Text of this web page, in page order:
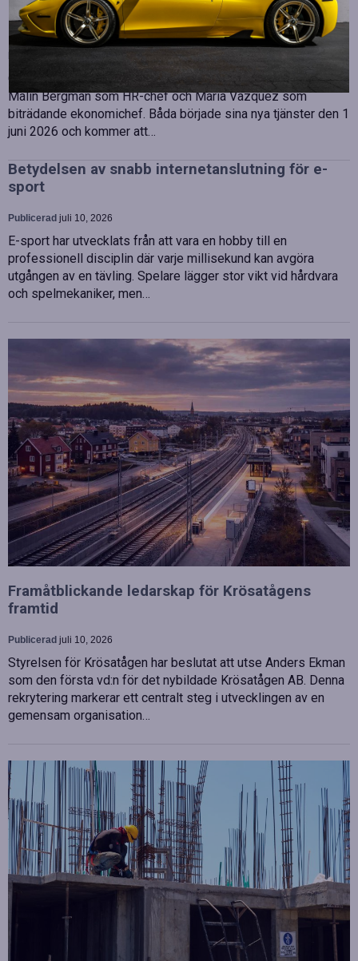
Strategiska tillskott till OHLA Sveriges ledning
OHLA Sverige stärker sin ledningsgrupp genom att anställa
Malin Bergman som HR-chef och María Vazquez som
biträdande ekonomichef. Båda började sina nya tjänster den 1
juni 2026 och kommer att…
Betydelsen av snabb internetanslutning för e-
sport
Publicerad juli 10, 2026
E-sport har utvecklats från att vara en hobby till en
professionell disciplin där varje millisekund kan avgöra
utgången av en tävling. Spelare lägger stor vikt vid hårdvara
och spelmekaniker, men…
Framåtblickande ledarskap för Krösatågens
framtid
Publicerad juli 10, 2026
Styrelsen för Krösatågen har beslutat att utse Anders Ekman
som den första vd:n för det nybildade Krösatågen AB. Denna
rekrytering markerar ett centralt steg i utvecklingen av en
gemensam organisation…